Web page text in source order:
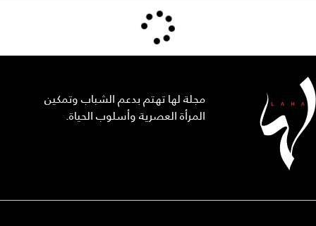
مجلة لها تهتم بدعم الشباب وتمكين
المرأة العصرية وأسلوب الحياة.